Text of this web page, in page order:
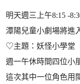
明天週三上午8:15 -
潭陽兒童小劇場將進
♡主題：妖怪小學堂
週一午休時間四位小
這次其中一位角色用